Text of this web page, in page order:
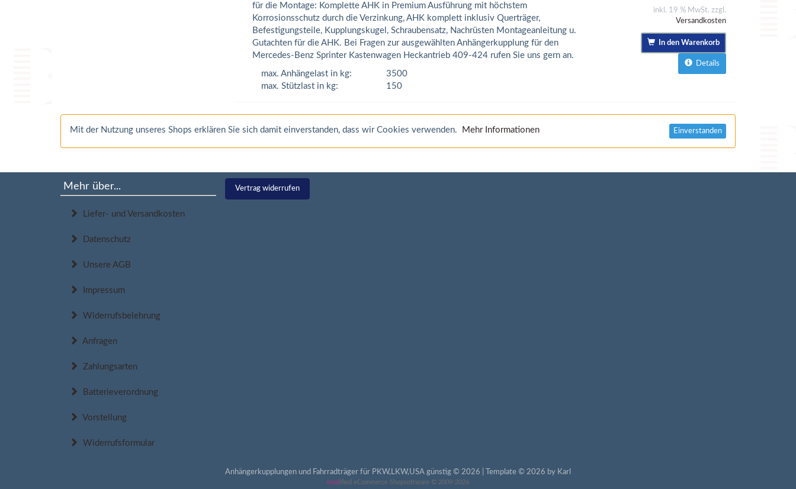
für die Montage: Komplette AHK in Premium Ausführung mit höchstem
Korrosionsschutz durch die Verzinkung, AHK komplett inklusiv Querträger,
Befestigungsteile, Kupplungskugel, Schraubensatz, Nachrüsten Montageanleitung u.
Gutachten für die AHK. Bei Fragen zur ausgewählten Anhängerkupplung für den
Mercedes-Benz Sprinter Kastenwagen Heckantrieb 409-424 rufen Sie uns gern an.
max. Anhängelast in kg:
3500
max. Stützlast in kg:
150
inkl. 19 % MwSt. zzgl.
Versandkosten
In den Warenkorb
Details
Mit der Nutzung unseres Shops erklären Sie sich damit einverstanden, dass wir Cookies verwenden. Mehr Informationen Einverstanden
Mehr über...
Liefer- und Versandkosten
Datenschutz
Unsere AGB
Impressum
Widerrufsbelehrung
Anfragen
Zahlungsarten
Batterieverordnung
Vorstellung
Widerrufsformular
Vertrag widerrufen
Anhängerkupplungen und Fahrradträger für PKW,LKW,USA günstig © 2026 | Template © 2026 by Karl
mod ified eCommerce Shopsoftware © 2009-2026